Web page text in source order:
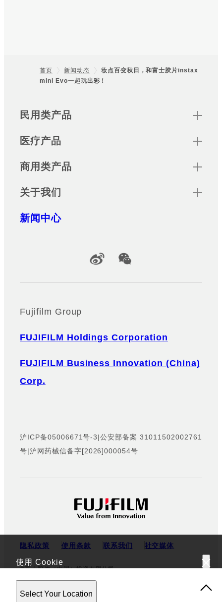
使用 Cookie
该网站使用 Cookie。使用该网站，表示您同意我们的
策 。
Select Your Location
Footer
首页 新闻动态
妆点百变秋日，和富士胶片instax
mini Evo一起玩出彩！
Sitemap
民用类产品
医疗产品
商用类产品
关于我们
新闻中心
Official Social Media Accounts
Fujifilm Group
FUJIFILM Holdings Corporation
FUJIFILM Business Innovation (China)
Corp.
沪ICP备05006671号-3|公安部备案 31011502002761
号|沪网药械信备字[2026]000054号
隐私政策 使用条款 联系我们 社交媒体
©富士胶片（中国）投资有限公司